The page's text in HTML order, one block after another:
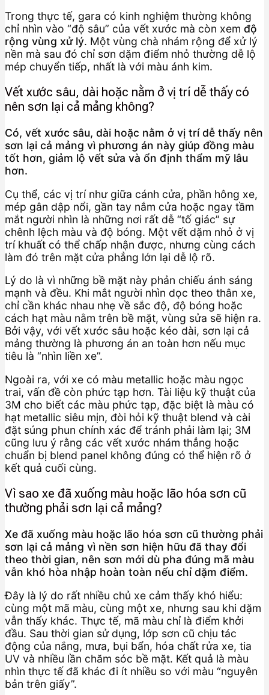
Trong thực tế, gara có kinh nghiệm thường không
chỉ nhìn vào “độ sâu” của vết xước mà còn xem độ
rộng vùng xử lý. Một vùng chà nhám rộng để xử lý
nền mà sau đó chỉ sơn dặm điểm nhỏ thường dễ lộ
mép chuyển tiếp, nhất là với màu ánh kim.
Vết xước sâu, dài hoặc nằm ở vị trí dễ thấy có
nên sơn lại cả mảng không?
Có, vết xước sâu, dài hoặc nằm ở vị trí dễ thấy nên
sơn lại cả mảng vì phương án này giúp đồng màu
tốt hơn, giảm lộ vết sửa và ổn định thẩm mỹ lâu
hơn.
Cụ thể, các vị trí như giữa cánh cửa, phần hông xe,
mép gân dập nổi, gần tay nắm cửa hoặc ngay tầm
mắt người nhìn là những nơi rất dễ “tố giác” sự
chênh lệch màu và độ bóng. Một vết dặm nhỏ ở vị
trí khuất có thể chấp nhận được, nhưng cùng cách
làm đó trên mặt cửa phẳng lớn lại dễ lộ rõ.
Lý do là vì những bề mặt này phản chiếu ánh sáng
mạnh và đều. Khi mắt người nhìn dọc theo thân xe,
chỉ cần khác nhau nhẹ về sắc độ, độ bóng hoặc
cách hạt màu nằm trên bề mặt, vùng sửa sẽ hiện ra.
Bởi vậy, với vết xước sâu hoặc kéo dài, sơn lại cả
mảng thường là phương án an toàn hơn nếu mục
tiêu là “nhìn liền xe”.
Ngoài ra, với xe có màu metallic hoặc màu ngọc
trai, vấn đề còn phức tạp hơn. Tài liệu kỹ thuật của
3M cho biết các màu phức tạp, đặc biệt là màu có
hạt metallic siêu mịn, đòi hỏi kỹ thuật blend và cài
đặt súng phun chính xác để tránh phải làm lại; 3M
cũng lưu ý rằng các vết xước nhám thẳng hoặc
chuẩn bị blend panel không đúng có thể hiện rõ ở
kết quả cuối cùng.
Vì sao xe đã xuống màu hoặc lão hóa sơn cũ
thường phải sơn lại cả mảng?
Xe đã xuống màu hoặc lão hóa sơn cũ thường phải
sơn lại cả mảng vì nền sơn hiện hữu đã thay đổi
theo thời gian, nên sơn mới dù pha đúng mã màu
vẫn khó hòa nhập hoàn toàn nếu chỉ dặm điểm.
Đây là lý do rất nhiều chủ xe cảm thấy khó hiểu:
cùng một mã màu, cùng một xe, nhưng sau khi dặm
vẫn thấy khác. Thực tế, mã màu chỉ là điểm khởi
đầu. Sau thời gian sử dụng, lớp sơn cũ chịu tác
động của nắng, mưa, bụi bẩn, hóa chất rửa xe, tia
UV và nhiều lần chăm sóc bề mặt. Kết quả là màu
nhìn thực tế đã khác đi ít nhiều so với màu “nguyên
bản trên giấy”.